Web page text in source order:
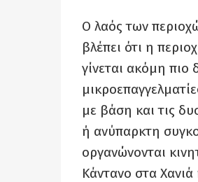
Ο λαός των
βλέπει ότι η
γίνεται ακόμη πιο
με βάση και τις
ή ανύπαρκτη
οργανώνονται
Κάντανο στα